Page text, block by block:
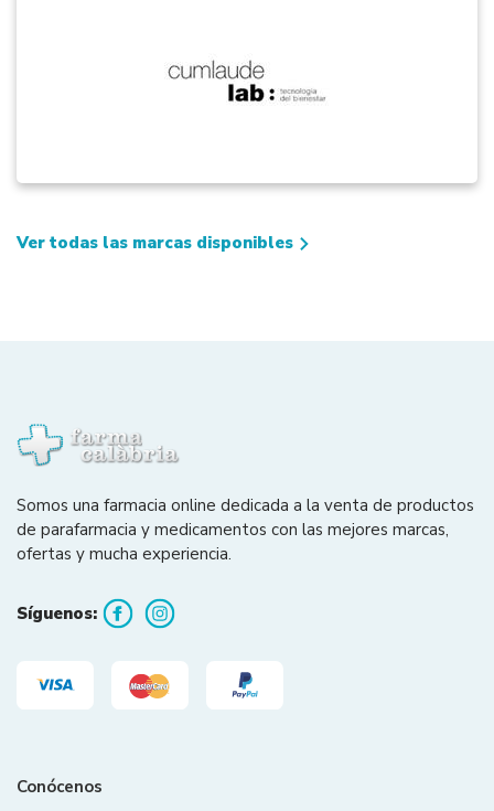
Ver todas las marcas disponibles
Somos una farmacia online dedicada a la venta de productos
de parafarmacia y medicamentos con las mejores marcas,
ofertas y mucha experiencia.
Síguenos:
Conócenos